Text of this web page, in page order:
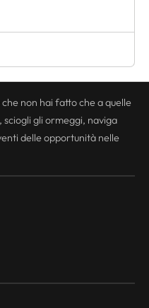
non hai fatto che a quelle
gli ormeggi, naviga
delle opportunità nelle